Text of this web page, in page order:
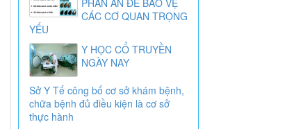
CÁC CƠ QUAN TRỌNG
YẾU
Y HỌC CỔ TRUYỀN
NGÀY NAY
Sở Y Tế công bố cơ sở khám bệnh,
chữa bệnh đủ điều kiện là cơ sở
thực hành